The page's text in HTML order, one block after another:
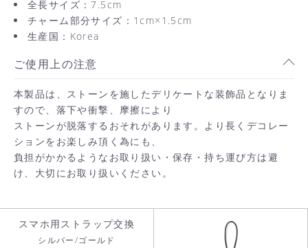
お買い物を続ける
全長サイズ：7.5cm
チャーム部分サイズ：1cm×1.5cm
生産国：Korea
ご使用上の注意
本製品は、ストーンを施したデリケートな装飾品となりま
すので、落下や衝撃、摩擦により
ストーンが脱落するおそれがあります。より長くデコレー
ションをお楽しみ頂く為にも、
負担がかかるようなお取り扱い・保存・持ち運び方は避
け、大切にお取り扱いください。
スマホ用ストラップ交換
シルバー/ゴールド